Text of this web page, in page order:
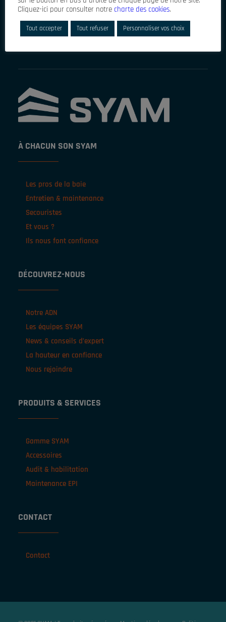
J'accepte que mes données personnelles soient
enregistrées dans un fichier informatisé géré par SYAM
France,pour gérer l'envoi de la lettre d'information de SYAM
France, gérer les abonnements et l'élaboration de statistiques
À CHACUN SON SYAM
Les pros de la baie
Entretien & maintenance
Secouristes
Et vous ?
Ils nous font confiance
DÉCOUVREZ-NOUS
Notre ADN
Les équipes SYAM
News & conseils d’expert
La hauteur en confiance
Nous rejoindre
PRODUITS & SERVICES
Gamme SYAM
Accessoires
Audit & habilitation
Maintenance EPI
CONTACT
Contact
Cliquez-ici pour consulter notre charte des cookies.
Tout accepter Tout refuser Personnaliser vos choix